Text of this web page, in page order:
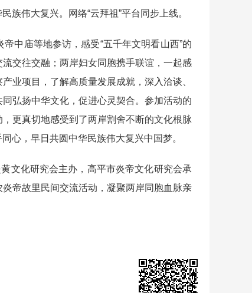
伟大复兴。网络“云拜祖”平台同步上线。
庙等地参访，感受“五千年文明看山西”的
交往交融；两岸妇女同胞携手联谊，一起感
业项目，了解高质量发展成就，深入洽谈、
弘扬中华文化，促进心灵契合。参加活动的
更真切地感受到了两岸割舍不断的文化根脉
心，早日共圆中华民族伟大复兴中国梦。
文化研究会主办，高平市炎帝文化研究会承
帝故里民间交流活动，凝聚两岸同胞血脉亲